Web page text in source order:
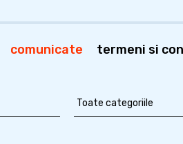
comunicate termeni si